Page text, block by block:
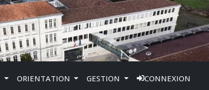
ORIENTATION GESTION CONNEXION